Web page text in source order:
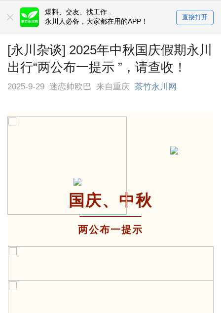
爆料、交友、找工作...
永川人必备，大家都在用的APP！
直接打开
[永川杂谈] 2025年中秋国庆假期永川
出行“两公布一提示 ”，请查收！
2025-9-29 迷恋帅欧巴 来自重庆 茶竹永川网
国庆、中秋
两公布一提示